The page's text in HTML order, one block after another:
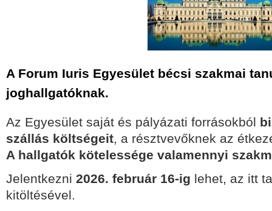
A Forum Iuris Egyesület bécsi szakmai
joghallgatóknak.
Az Egyesület saját és pályázati forrásokból
szállás költségeit, a résztvevőknek az
A hallgatók kötelessége valamennyi
Jelentkezni 2026. február 16-ig lehet, az itt
kitöltésével.